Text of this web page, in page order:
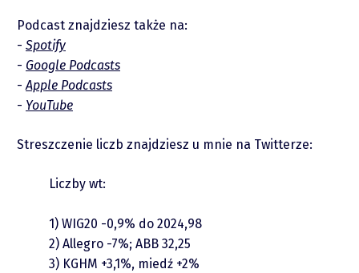
Raporty
Podcasty
Video
Podcast znajdziesz także na:
Spotify
Google Podcasts
Apple Podcasts
YouTube
Streszczenie liczb znajdziesz u mnie na Twitterze:
Liczby wt:
1) WIG20 -0,9% do 2024,98
2) Allegro -7%; ABB 32,25
3) KGHM +3,1%, miedź +2%